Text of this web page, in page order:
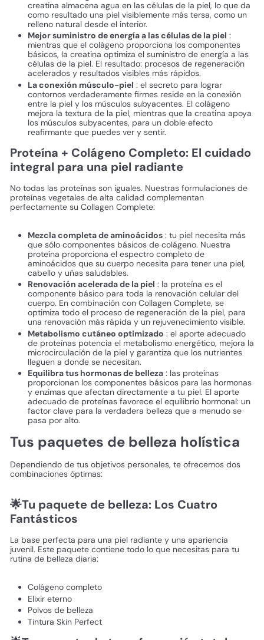
creatina almacena agua en las células de la piel, lo que da
como resultado una piel visiblemente más tersa, como un
relleno natural desde el interior.
Mejor suministro de energía a las células de la piel :
mientras que el colágeno proporciona los componentes
básicos, la creatina optimiza el suministro de energía a las
células de la piel. El resultado: procesos de regeneración
acelerados y resultados visibles más rápidos.
La conexión músculo-piel : el secreto para lograr
contornos verdaderamente firmes reside en la conexión
entre la piel y los músculos subyacentes. El colágeno
mejora la textura de la piel, mientras que la creatina apoya
los músculos subyacentes, para un doble efecto
reafirmante que puedes ver y sentir.
Proteína + Colágeno Completo: El cuidado
integral para una piel radiante
No todas las proteínas son iguales. Nuestras formulaciones de
proteínas vegetales de alta calidad complementan
perfectamente su Collagen Complete:
Mezcla completa de aminoácidos : tu piel necesita más
que sólo componentes básicos de colágeno. Nuestra
proteína proporciona el espectro completo de
aminoácidos que su cuerpo necesita para tener una piel,
cabello y uñas saludables.
Renovación acelerada de la piel : la proteína es el
componente básico para toda la renovación celular del
cuerpo. En combinación con Collagen Complete, se
optimiza todo el proceso de regeneración de la piel, para
una renovación más rápida y un rejuvenecimiento visible.
Metabolismo cutáneo optimizado : el aporte adecuado
de proteínas potencia el metabolismo energético, mejora la
microcirculación de la piel y garantiza que los nutrientes
lleguen a donde se necesitan.
Equilibra tus hormonas de belleza : las proteínas
proporcionan los componentes básicos para las hormonas
y enzimas que afectan directamente a tu piel. El aporte
adecuado de proteínas favorece el equilibrio hormonal: un
factor clave para la verdadera belleza que a menudo se
pasa por alto.
Tus paquetes de belleza holística
Dependiendo de tus objetivos personales, te ofrecemos dos
combinaciones óptimas:
🌟Tu paquete de belleza: Los Cuatro
Fantásticos
La base perfecta para una piel radiante y una apariencia
juvenil. Este paquete contiene todo lo que necesitas para tu
rutina de belleza diaria:
Colágeno completo
Elixir eterno
Polvos de belleza
Tintura Skin Perfect